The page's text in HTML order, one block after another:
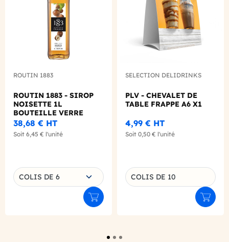
ROUTIN 1883
ROUTIN 1883 - SIROP
NOISETTE 1L
BOUTEILLE VERRE
38,68 € HT
Soit 6,45 € l'unité
Choisissez une déclinaison
COLIS DE 6
Ajouter au panier
SELECTION DELIDRINKS
PLV - CHEVALET DE
TABLE FRAPPE A6 X1
4,99 € HT
Soit 0,50 € l'unité
Déclinaison du produit
COLIS DE 10